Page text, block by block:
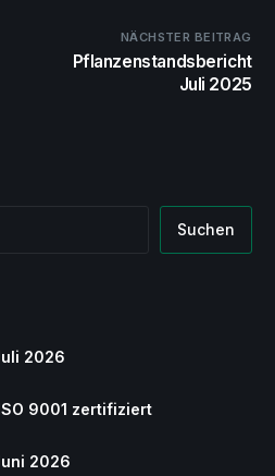
NÄCHSTER BEITRAG
Pflanzenstandsbericht
Juli 2025
Suchen
2026
9001 zertifiziert
2026